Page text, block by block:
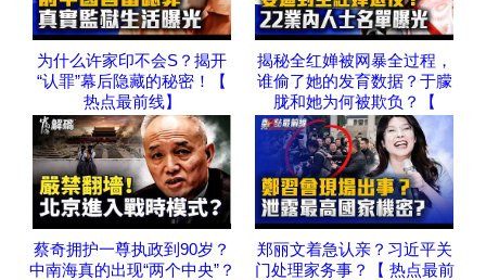
为什么许家印不会S？揭开
“认罪”幕后隐藏的秘密！【
热点最前线】
揭秘全红婵被网暴全过程，
谁偷了她的发育数据？于朦
胧和她为何被欺负？【
蔡奇拥护一尊执政到90岁？
中南海真的出现“两个中央”？
郑丽文着急认亲？习近平关
门处理家务事？【 热点最前